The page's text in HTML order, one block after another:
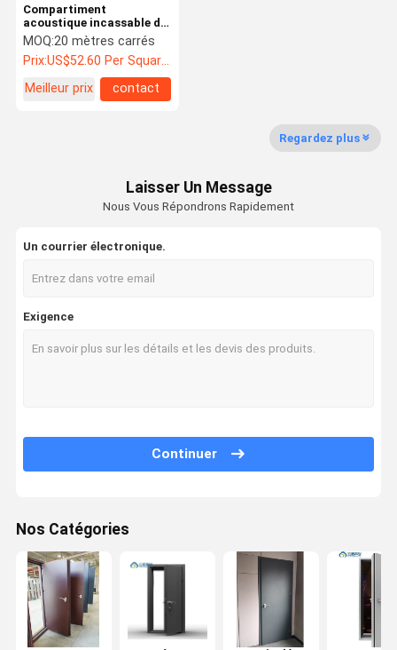
Compartiment
acoustique incassable de
cloisons de séparation en
verre de bureau haut
MOQ:20 mètres carrés
Prix:US$52.60 Per Square Meter
Meilleur prix
contact
Regardez plus
Laisser Un Message
Nous Vous Répondrons Rapidement
Un courrier électronique.
Exigence
Continuer
Nos Catégories